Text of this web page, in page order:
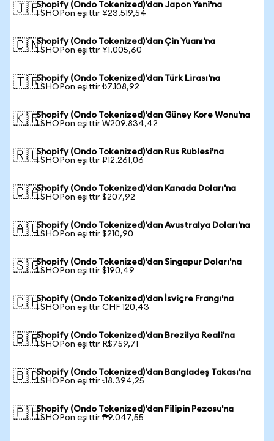
🇯🇵Shopify (Ondo Tokenized)'dan Japon Yeni'na
1 SHOPon eşittir ¥23.519,54
🇨🇳Shopify (Ondo Tokenized)'dan Çin Yuanı'na
1 SHOPon eşittir ¥1.005,60
🇹🇷Shopify (Ondo Tokenized)'dan Türk Lirası'na
1 SHOPon eşittir ₺7.108,92
🇰🇷Shopify (Ondo Tokenized)'dan Güney Kore Wonu'na
1 SHOPon eşittir ₩209.834,42
🇷🇺Shopify (Ondo Tokenized)'dan Rus Rublesi'na
1 SHOPon eşittir ₽12.261,06
🇨🇦Shopify (Ondo Tokenized)'dan Kanada Doları'na
1 SHOPon eşittir $207,92
🇦🇺Shopify (Ondo Tokenized)'dan Avustralya Doları'na
1 SHOPon eşittir $210,90
🇸🇬Shopify (Ondo Tokenized)'dan Singapur Doları'na
1 SHOPon eşittir $190,49
🇨🇭Shopify (Ondo Tokenized)'dan İsviçre Frangı'na
1 SHOPon eşittir CHF 120,43
🇧🇷Shopify (Ondo Tokenized)'dan Brezilya Reali'na
1 SHOPon eşittir R$759,71
🇧🇩Shopify (Ondo Tokenized)'dan Bangladeş Takası'na
1 SHOPon eşittir ৳18.394,25
🇵🇭Shopify (Ondo Tokenized)'dan Filipin Pezosu'na
1 SHOPon eşittir ₱9.047,55